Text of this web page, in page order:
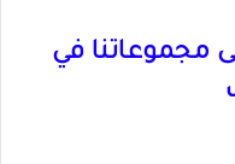
مجموعاتنا في